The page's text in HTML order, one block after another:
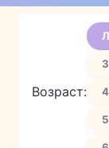
Возраст: